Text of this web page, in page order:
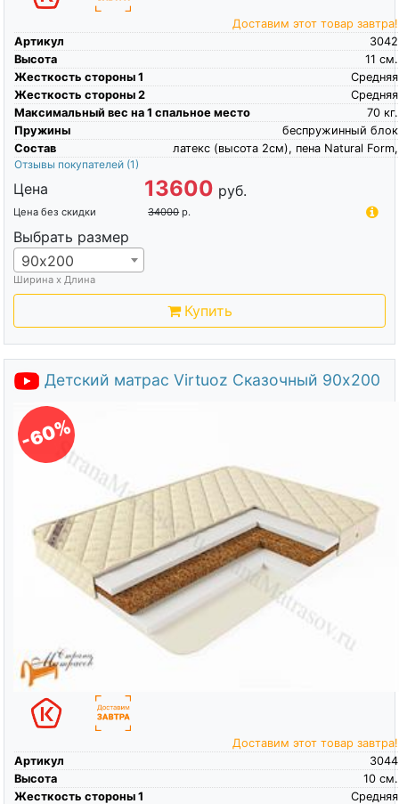
Доставим этот товар завтра!
Артикул
3042
Высота
см.
11
Жесткость стороны 1
Средняя
Жесткость стороны 2
Средняя
Максимальный вес на 1 спальное место
кг.
70
Пружины
беспружинный блок
Состав
латекс (высота 2см), пена Natural Form,
Отзывы покупателей (1)
Цена 13600 руб.
Цена без скидки 34000 р.
Выбрать размер
90х200
Ширина х Длина
Купить
Детский матрас Virtuoz Сказочный 90х200
-60%
Доставим этот товар завтра!
Артикул
3044
Высота
см.
10
Жесткость стороны 1
Средняя